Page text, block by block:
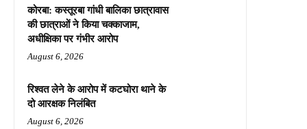
कोरबा: कस्तूरबा गांधी बालिका छात्रावास
की छात्राओं ने किया चक्काजाम,
अधीक्षिका पर गंभीर आरोप
August 6, 2026
रिश्वत लेने के आरोप में कटघोरा थाने के
दो आरक्षक निलंबित
August 6, 2026